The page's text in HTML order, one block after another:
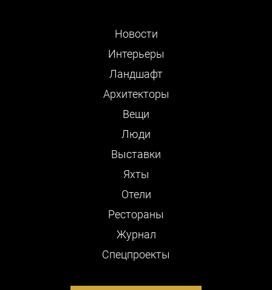
Новости
Интерьеры
Ландшафт
Архитекторы
Вещи
Люди
Выставки
Яхты
Отели
Рестораны
Журнал
Cпецпроекты